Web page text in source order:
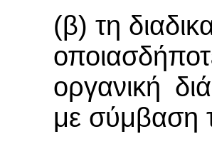
(β) τη
οργανική
με σύμβαση